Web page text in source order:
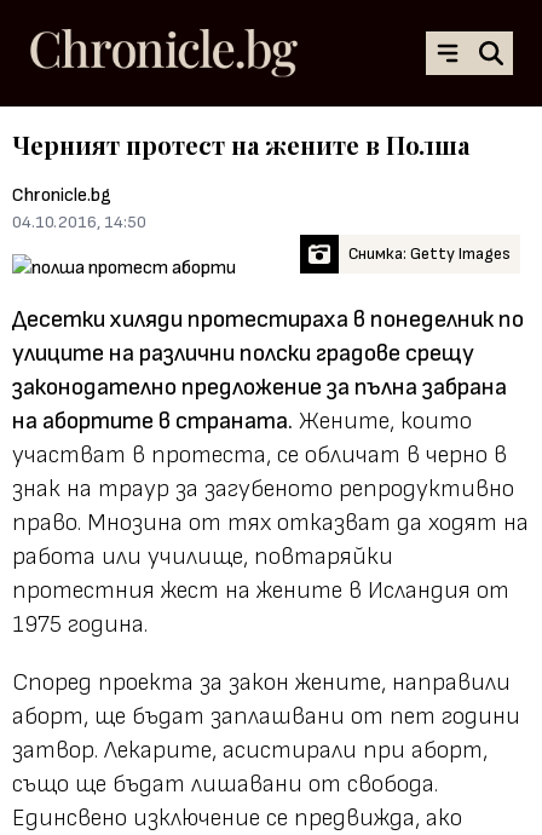
Черният протест на жените в Полша
Chronicle.bg
04.10.2016, 14:50
Снимка: Getty Images
Десетки хиляди протестираха в понеделник по
улиците на различни полски градове срещу
законодателно предложение за пълна забрана
на абортите в страната. Жените, които
участват в протеста, се обличат в черно в
знак на траур за загубеното репродуктивно
право. Мнозина от тях отказват да ходят на
работа или училище, повтаряйки
протестния жест на жените в Исландия от
1975 година.
Според проекта за закон жените, направили
аборт, ще бъдат заплашвани от пет години
затвор. Лекарите, асистирали при аборт,
също ще бъдат лишавани от свобода.
Единсвено изключение се предвижда, ако